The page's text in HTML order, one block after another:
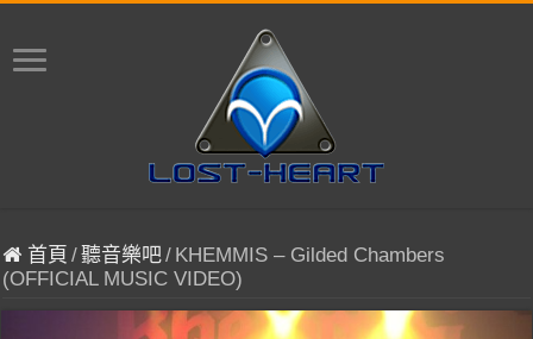
首頁 /聽音樂吧/ KHEMMIS – Gilded Chambers
(OFFICIAL MUSIC VIDEO)